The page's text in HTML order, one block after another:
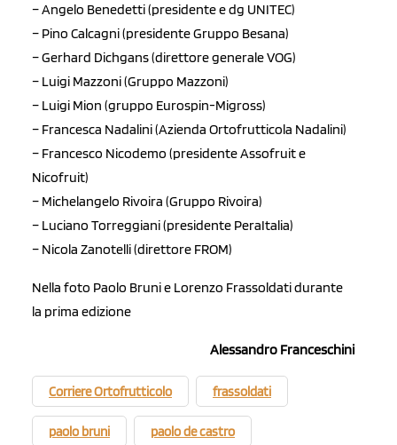
– Angelo Benedetti (presidente e dg UNITEC)
– Pino Calcagni (presidente Gruppo Besana)
– Gerhard Dichgans (direttore generale VOG)
– Luigi Mazzoni (Gruppo Mazzoni)
– Luigi Mion (gruppo Eurospin-Migross)
– Francesca Nadalini (Azienda Ortofrutticola Nadalini)
– Francesco Nicodemo (presidente Assofruit e
Nicofruit)
– Michelangelo Rivoira (Gruppo Rivoira)
– Luciano Torreggiani (presidente PeraItalia)
– Nicola Zanotelli (direttore FROM)
Nella foto Paolo Bruni e Lorenzo Frassoldati durante
la prima edizione
Alessandro Franceschini
Corriere Ortofrutticolo frassoldati
paolo bruni paolo de castro